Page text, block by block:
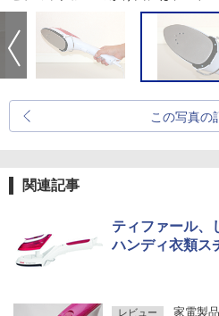
この写真の
関連記事
ティファール、
ハンディ衣類ス
レビュー 家電製